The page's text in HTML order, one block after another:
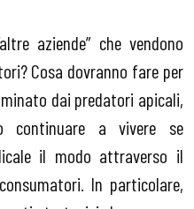
aziende” che vendono
Cosa dovranno fare per
dai predatori apicali,
continuare a vivere se
il modo attraverso il
In particolare,